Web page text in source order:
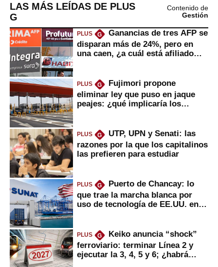
LAS MÁS LEÍDAS DE PLUS
G
Contenido de
Gestión
PLUS G
Ganancias de tres AFP se
disparan más de 24%, pero en
una caen, ¿a cuál está afiliado
PLUS G
Fujimori propone
eliminar ley que puso en jaque
peajes: ¿qué implicaría los
PLUS G
UTP, UPN y Senati: las
razones por la que los capitalinos
las prefieren para estudiar
PLUS G
Puerto de Chancay: lo
que trae la marcha blanca por
uso de tecnología de EE.UU. en
PLUS G
Keiko anuncia “shock”
ferroviario: terminar Línea 2 y
ejecutar la 3, 4, 5 y 6; ¿habrá